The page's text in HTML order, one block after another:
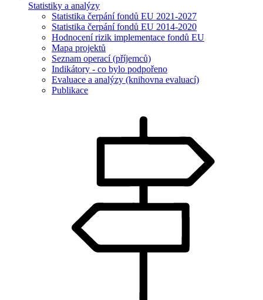
Statistiky a analýzy
Statistika čerpání fondů EU 2021-2027
Statistika čerpání fondů EU 2014-2020
Hodnocení rizik implementace fondů EU
Mapa projektů
Seznam operací (příjemců)
Indikátory - co bylo podpořeno
Evaluace a analýzy (knihovna evaluací)
Publikace